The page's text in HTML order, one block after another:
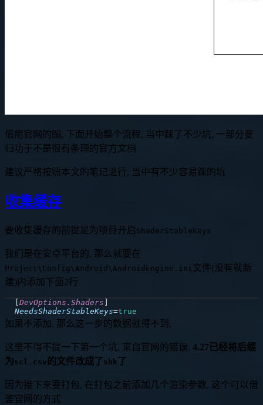
借用官网的图, 下面开始整个流程, 当中踩了不少坑, 一部分要
归功于不是很有条理的官方文档
建议严格按照本文的笔记进行, 当中有不少容易踩的坑
收集缓存
要收集缓存的前提是为项目开启 ShaderStableKeys
我们是在安卓平台的, 那么就要在
Project\Config\Android\AndroidEngine.ini文件(没有就新
建)内添加下面2行
DevOptions.Shaders
NeedsShaderStableKeys=true
如果不添加, 那么这一步的数据就得不到,
这里不得不提一下第一个坑, 来自官网的错误, 4.27已经将后缀
为scl.csv 的文件改成了 shk 了
因为接下来要打包, 在打包之前添加几个渲染参数, 这个可以借
鉴官网的方式